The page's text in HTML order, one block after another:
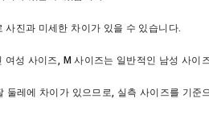
사진과 미세한 차이가 있을 수 있습니다.
여성 사이즈, M 사이즈는 일반적인 남성 사이
둘레에 차이가 있으므로, 실측 사이즈를 기준